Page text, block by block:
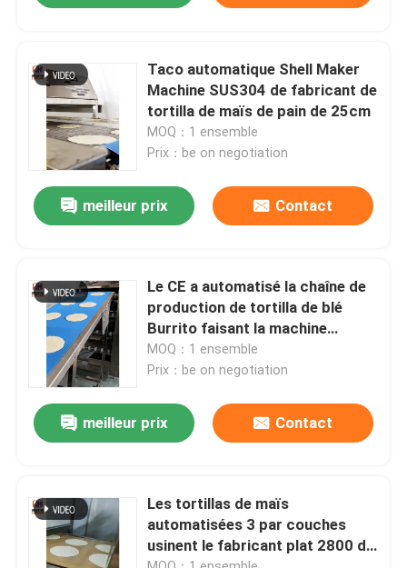
Taco automatique Shell Maker
Machine SUS304 de fabricant de
tortilla de maïs de pain de 25cm
MOQ：1 ensemble
Prix：be on negotiation
meilleur prix Contact
Le CE a automatisé la chaîne de
production de tortilla de blé
Burrito faisant la machine
SUS304
MOQ：1 ensemble
Prix：be on negotiation
meilleur prix Contact
Les tortillas de maïs
automatisées 3 par couches
usinent le fabricant plat 2800 de